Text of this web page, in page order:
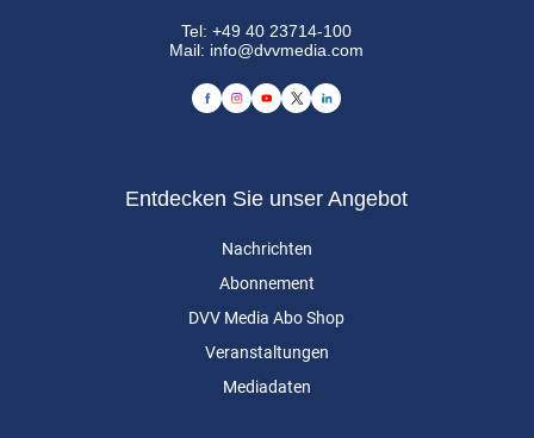
Tel:+49 40 23714-100
Mail: info@dvvmedia.com
Entdecken Sie unser Angebot
Nachrichten
Abonnement
DVV Media Abo Shop
Veranstaltungen
Mediadaten